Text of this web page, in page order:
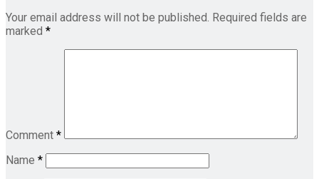
Your email address will not be published. Required fields are
marked *
Comment *
Name *